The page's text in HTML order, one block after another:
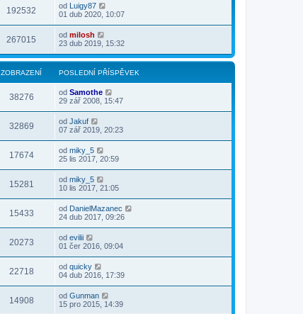
192532 od Luigy87
01 dub 2020, 10:07
267015 od milosh
23 dub 2019, 15:32
ZOBRAZENÍ POSLEDNÍ PŘÍSPĚVEK
38276 od Samothe
29 zář 2008, 15:47
32869 od Jakuf
07 zář 2019, 20:23
17674 od miky_5
25 lis 2017, 20:59
15281 od miky_5
10 lis 2017, 21:05
15433 od DanielMazanec
24 dub 2017, 09:26
20273 od evilii
01 čer 2016, 09:04
22718 od quicky
04 dub 2016, 17:39
14908 od Gunman
15 pro 2015, 14:39